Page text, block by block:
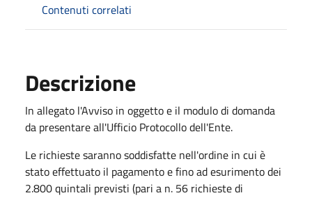
Contenuti correlati
Descrizione
In allegato l'Avviso in oggetto e il modulo di domanda
da presentare all'Ufficio Protocollo dell'Ente.
Le richieste saranno soddisfatte nell'ordine in cui è
stato effettuato il pagamento e fino ad esurimento dei
2.800 quintali previsti (pari a n. 56 richieste di